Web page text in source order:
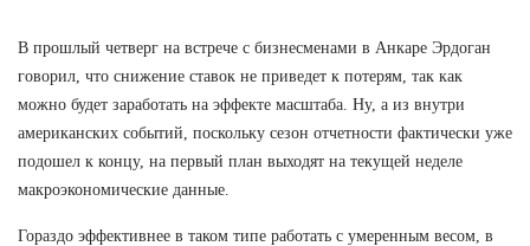
В прошлый четверг на встрече с бизнесменами в Анкаре Эрдоган
говорил, что снижение ставок не приведет к потерям, так как
можно будет заработать на эффекте масштаба. Ну, а из внутри
американских событий, поскольку сезон отчетности фактически уже
подошел к концу, на первый план выходят на текущей неделе
макроэкономические данные.
Гораздо эффективнее в таком типе работать с умеренным весом, в